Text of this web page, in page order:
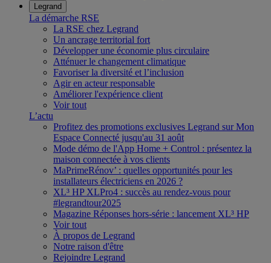
Legrand
La démarche RSE
La RSE chez Legrand
Un ancrage territorial fort
Développer une économie plus circulaire
Atténuer le changement climatique
Favoriser la diversité et l’inclusion
Agir en acteur responsable
Améliorer l'expérience client
Voir tout
L’actu
Profitez des promotions exclusives Legrand sur Mon
Espace Connecté jusqu'au 31 août
Mode démo de l'App Home + Control : présentez la
maison connectée à vos clients
MaPrimeRénov’ : quelles opportunités pour les
installateurs électriciens en 2026 ?
XL³ HP XLPro4 : succès au rendez-vous pour
#legrandtour2025
Magazine Réponses hors-série : lancement XL³ HP
Voir tout
À propos de Legrand
Notre raison d'être
Rejoindre Legrand